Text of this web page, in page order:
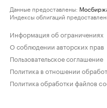
Данные предоставлены:
Индексы облигаций
Информация об ограничениях
О соблюдении авторских прав
Пользовательское соглашение
Политика в отношении
Политика обработки файлов